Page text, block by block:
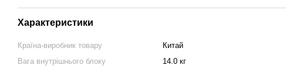
Характеристики
Країна-виробник товару
Китай
Вага внутрішнього блоку
14.0 кг